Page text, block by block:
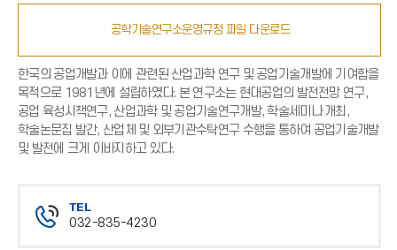
공학기술연구소운영규정 파일 다운로드
한국의 공업개발과 이에 관련된 산업과학 연구 및 공업기술개발에 기여함을
목적으로 1981년에 설립하였다. 본 연구소는 현대공업의 발전전망 연구,
공업 육성시책연구, 산업과학 및 공업기술연구개발, 학술세미나 개최,
학술논문집 발간, 산업체 및 외부기관수탁연구 수행을 통하여 공업기술개발
및 발전에 크게 이바지하고 있다.
TEL
032-835-4230